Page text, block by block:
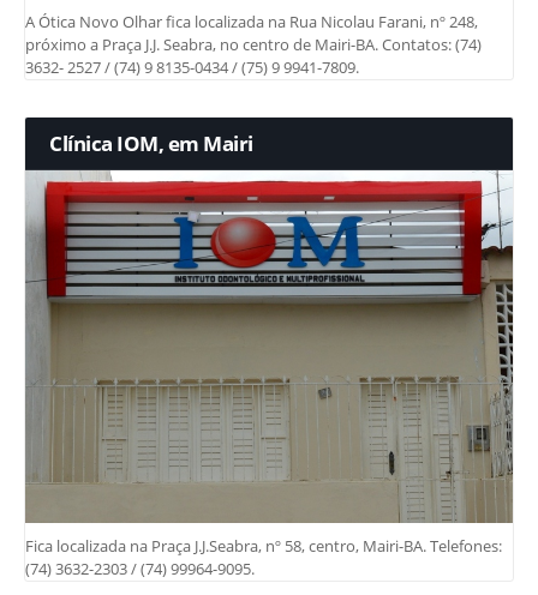
A Ótica Novo Olhar fica localizada na Rua Nicolau Farani, nº 248,
próximo a Praça J.J. Seabra, no centro de Mairi-BA. Contatos: (74)
3632- 2527 / (74) 9 8135-0434 / (75) 9 9941-7809.
Clínica IOM, em Mairi
Fica localizada na Praça J.J.Seabra, nº 58, centro, Mairi-BA. Telefones:
(74) 3632-2303 / (74) 99964-9095.